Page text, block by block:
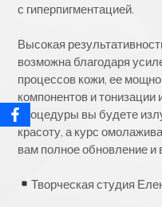
с гиперпигментацией.
Высокая
возможна благодаря
процессов кожи, ее
компонентов и
процедуры вы будете
красоту, а курс
вам полное обновление и
Творческая студия